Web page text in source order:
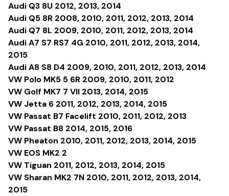
Audi Q3 8U 2012, 2013, 2014
Audi Q5 8R 2008, 2010, 2011, 2012, 2013, 2014
Audi Q7 8L 2009, 2010, 2011, 2012, 2013, 2014
Audi A7 S7 RS7 4G 2010, 2011, 2012, 2013, 2014,
2015
Audi A8 S8 D4 2009, 2010, 2011, 2012, 2013, 2014
VW Polo MK5 5 6R 2009, 2010, 2011, 2012
VW Golf MK7 7 VII 2013, 2014, 2015
VW Jetta 6 2011, 2012, 2013, 2014, 2015
VW Passat B7 Facelift 2010, 2011, 2012, 2013
VW Passat B8 2014, 2015, 2016
VW Pheaton 2010, 2011, 2012, 2013, 2014, 2015
VW EOS MK2 2
VW Tiguan 2011, 2012, 2013, 2014, 2015
VW Sharan MK2 7N 2010, 2011, 2012, 2013, 2014,
2015